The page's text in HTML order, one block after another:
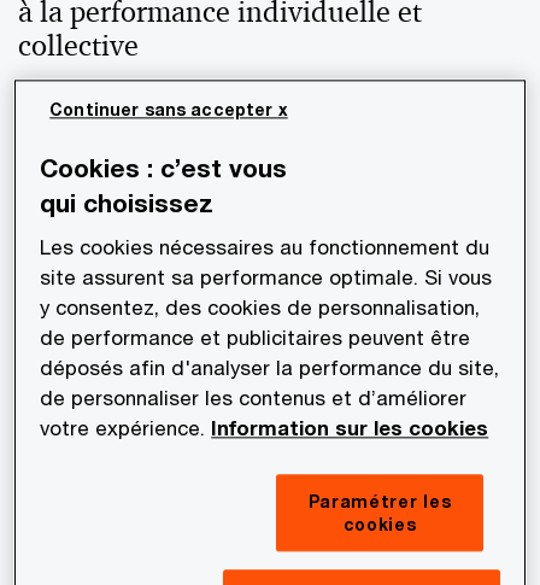
à la performance individuelle et
collective
En savoir plus
Santé
En savoir plus
Be Well, Work Well
Cookies : c’est vous
qui choisissez
Les cookies nécessaires au fonctionnement du
site assurent sa performance optimale. Si vous
y consentez, des cookies de personnalisation,
de performance et publicitaires peuvent être
déposés afin d'analyser la performance du site,
de personnaliser les contenus et d’améliorer
votre expérience. Information sur les cookies
Paramétrer les
cookies
Continuer sans accepter x